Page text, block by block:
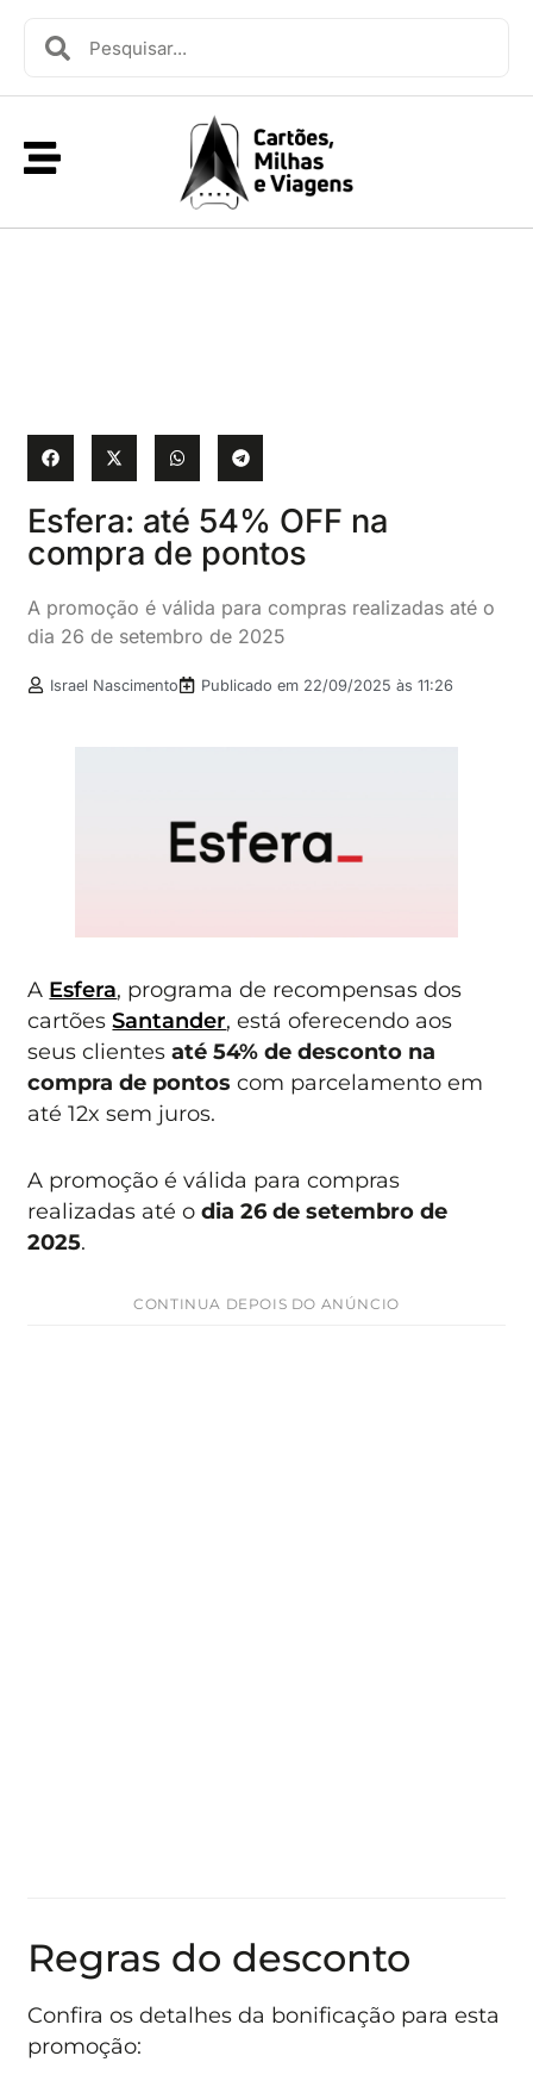
Esfera: até 54% OFF na
compra de pontos
A promoção é válida para compras realizadas até o
dia 26 de setembro de 2025
Israel Nascimento Publicado em 22/09/2025 às 11:26
A Esfera, programa de recompensas dos
cartõesSantander, está oferecendo aos
seus clientesaté 54% de desconto na
compra de pontos com parcelamento em
até 12x sem juros.
A promoção é válida para compras
realizadas até odia 26 de setembro de
2025.
CONTINUA DEPOIS DO ANÚNCIO
Regras do desconto
Confira os detalhes da bonificação para esta
promoção: